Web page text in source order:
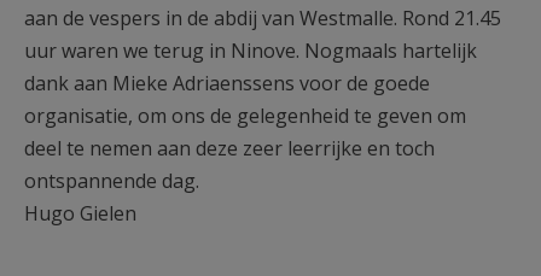
aan de vespers in de abdij van Westmalle. Rond 21.45
uur waren we terug in Ninove. Nogmaals hartelijk
dank aan Mieke Adriaenssens voor de goede
organisatie, om ons de gelegenheid te geven om
deel te nemen aan deze zeer leerrijke en toch
ontspannende dag.
Hugo Gielen